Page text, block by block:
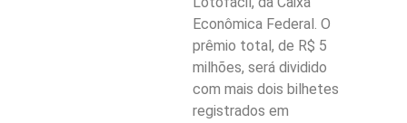
Econômica Federal. O
prêmio total, de R$ 5
milhões, será dividido
com mais dois bilhetes
registrados em